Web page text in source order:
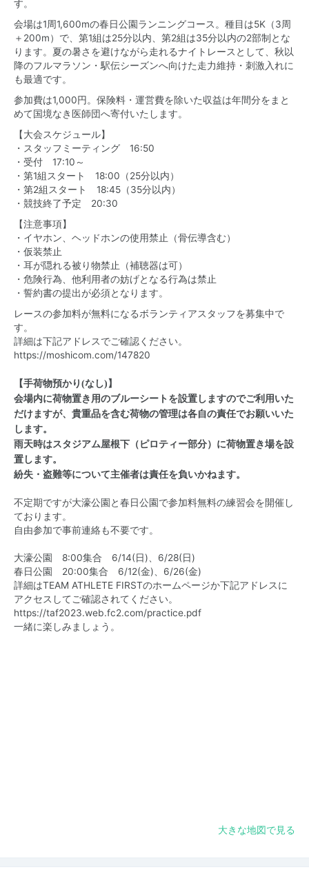
す。
会場は1周1,600mの春日公園ランニングコース。種目は5K（3周
＋200m）で、第1組は25分以内、第2組は35分以内の2部制とな
ります。夏の暑さを避けながら走れるナイトレースとして、秋以
降のフルマラソン・駅伝シーズンへ向けた走力維持・刺激入れに
も最適です。
参加費は1,000円。保険料・運営費を除いた収益は年間分をまと
めて国境なき医師団へ寄付いたします。
【大会スケジュール】
・スタッフミーティング 16:50
・受付 17:10～
・第1組スタート 18:00（25分以内）
・第2組スタート 18:45（35分以内）
・競技終了予定 20:30
【注意事項】
・イヤホン、ヘッドホンの使用禁止（骨伝導含む）
・仮装禁止
・耳が隠れる被り物禁止（補聴器は可）
・危険行為、他利用者の妨げとなる行為は禁止
・誓約書の提出が必須となります。
レースの参加料が無料になるボランティアスタッフを募集中で
す。
詳細は下記アドレスでご確認ください。
https://moshicom.com/147820
【手荷物預かり(なし)】
会場内に荷物置き用のブルーシートを設置しますのでご利用いた
だけますが、貴重品を含む荷物の管理は各自の責任でお願いいた
します。
雨天時はスタジアム屋根下（ピロティー部分）に荷物置き場を設
置します。
紛失・盗難等について主催者は責任を負いかねます。
不定期ですが大濠公園と春日公園で参加料無料の練習会を開催し
ております。
自由参加で事前連絡も不要です。
大濠公園 8:00集合 6/14(日)、6/28(日)
春日公園 20:00集合 6/12(金)、6/26(金)
詳細はTEAM ATHLETE FIRSTのホームページか下記アドレスに
アクセスしてご確認されてください。
https://taf2023.web.fc2.com/practice.pdf
一緒に楽しみましょう。
大きな地図で見る